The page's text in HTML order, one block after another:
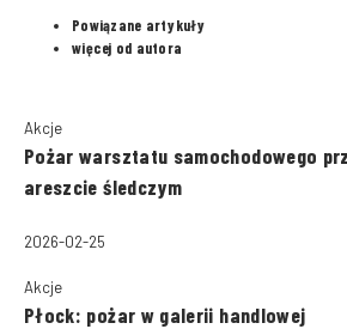
Powiązane artykuły
więcej od autora
Akcje
Pożar warsztatu samochodowego
areszcie śledczym
2026-02-25
Akcje
Płock: pożar w galerii handlowej